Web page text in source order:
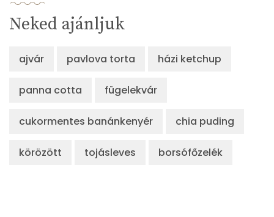
Kolin:
Retinol - A vitamin:
α-karotin
0 micro
β-karotin
β-crypt
0 micro
Likopin
0 micro
Neked ajánljuk
ajvár pavlova torta házi ketchup
panna cotta fügelekvár
cukormentes banánkenyér chia puding
körözött tojásleves borsófőzelék